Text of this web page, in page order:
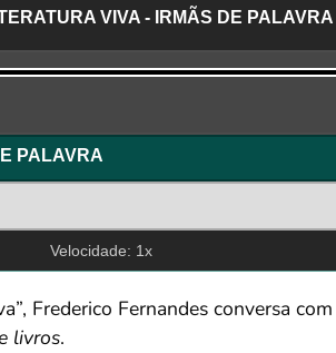
VIVA - IRMÃS DE PALAVRA
PALAVRA
Velocidade: 1x
Frederico Fernandes conversa
livros.